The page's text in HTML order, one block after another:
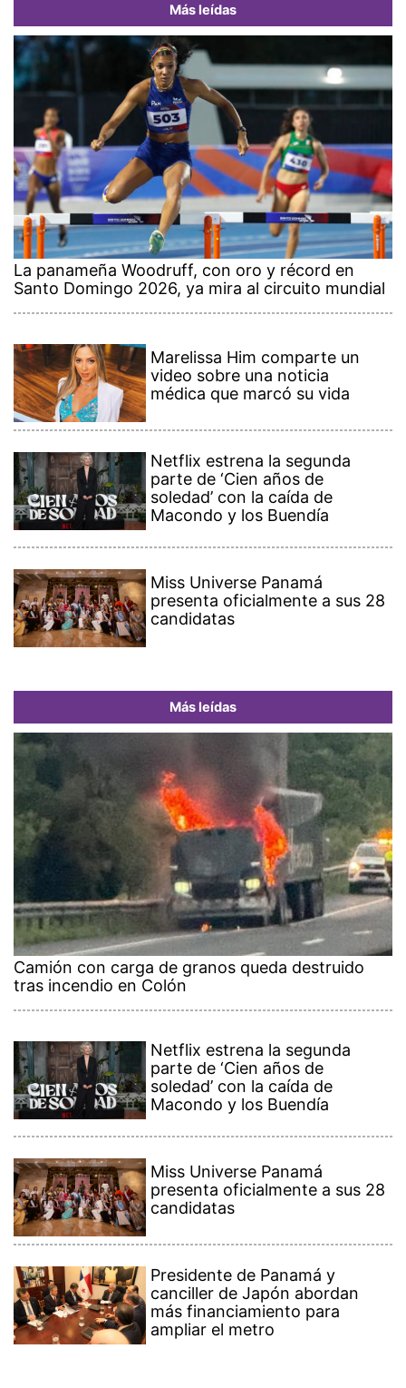
Más leídas
La panameña Woodruff, con oro y récord en
Santo Domingo 2026, ya mira al circuito mundial
Marelissa Him comparte un
video sobre una noticia
médica que marcó su vida
Netflix estrena la segunda
parte de ‘Cien años de
soledad’ con la caída de
Macondo y los Buendía
Miss Universe Panamá
presenta oficialmente a sus 28
candidatas
Más leídas
Camión con carga de granos queda destruido
tras incendio en Colón
Netflix estrena la segunda
parte de ‘Cien años de
soledad’ con la caída de
Macondo y los Buendía
Miss Universe Panamá
presenta oficialmente a sus 28
candidatas
Presidente de Panamá y
canciller de Japón abordan
más financiamiento para
ampliar el metro